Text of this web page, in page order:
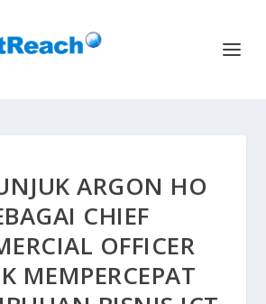
ARGON HO
CHIEF
OFFICER
MEMPERCEPAT